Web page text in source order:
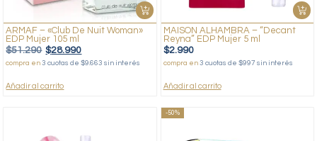
ARMAF – «Club De Nuit Woman»
EDP Mujer 105 ml
$51.290 $28.990
compra en3 cuotas de $9.663 sin interés
Añadir al carrito
MAISON ALHAMBRA – “Decant
Reyna” EDP Mujer 5 ml
$2.990
compra en 3 cuotas de $997 sin interés
Añadir al carrito
-50%